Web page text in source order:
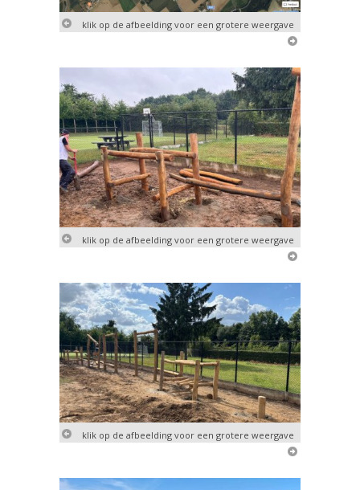
klik op de afbeelding voor een grotere weergave
klik op de afbeelding voor een grotere weergave
klik op de afbeelding voor een grotere weergave